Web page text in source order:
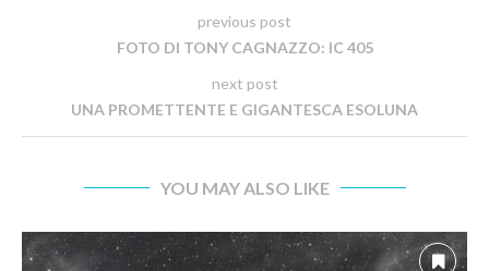
previous post
FOTO DI TONY CAGNAZZO: IC 405
next post
UNA PROMETTENTE E GIGANTESCA ESOLUNA
YOU MAY ALSO LIKE